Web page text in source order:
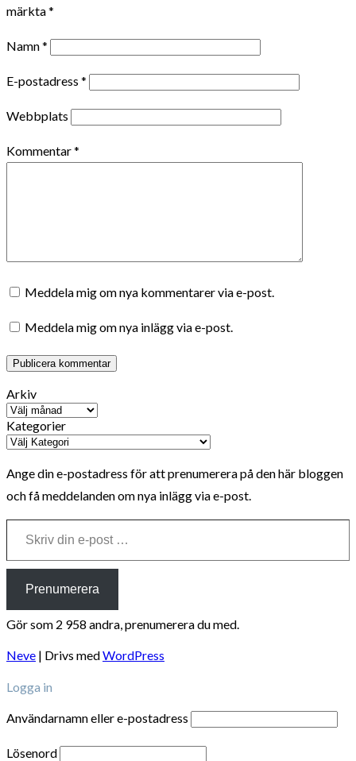
märkta*
Namn*
E-postadress *
Webbplats
Kommentar*
Meddela mig om nya kommentarer via e-post.
Meddela mig om nya inlägg via e-post.
Arkiv
Kategorier
Ange din e-postadress för att prenumerera på den här bloggen
och få meddelanden om nya inlägg via e-post.
Skriv din e-post …
Prenumerera
Gör som 2 958 andra, prenumerera du med.
Neve | Drivs medWordPress
Logga in
Användarnamn eller e-postadress
Lösenord